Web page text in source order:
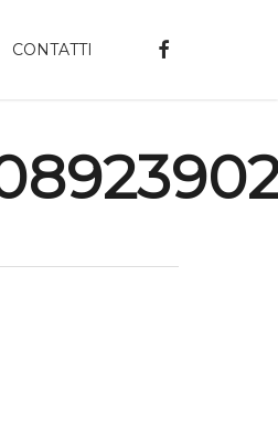
CONTATTI FACEBOOK